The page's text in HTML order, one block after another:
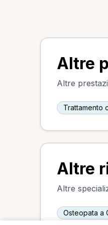
Altre
Altre
Trattamento
Altre
Altre
Osteopata a